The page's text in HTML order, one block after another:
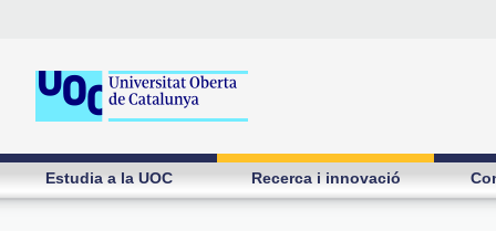
normalització: usos del
en la Catalunya
contemporània"
Estudia a la UOC Recerca i innovació